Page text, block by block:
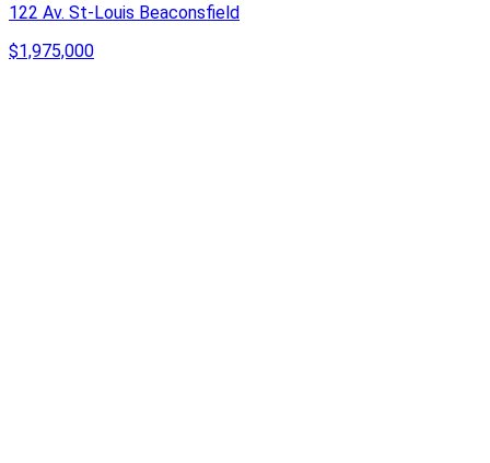
122 Av. St-Louis Beaconsfield
$1,975,000